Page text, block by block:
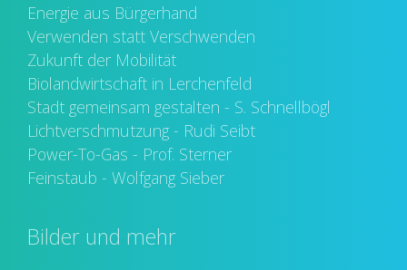
Energie aus Bürgerhand
Verwenden statt Verschwenden
Zukunft der Mobilität
Biolandwirtschaft in Lerchenfeld
Stadt gemeinsam gestalten - S. Schnellbögl
Lichtverschmutzung - Rudi Seibt
Power-To-Gas - Prof. Sterner
Feinstaub - Wolfgang Sieber
Bilder und mehr